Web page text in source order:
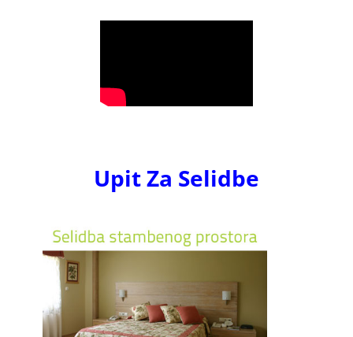
Upit Za Selidbe